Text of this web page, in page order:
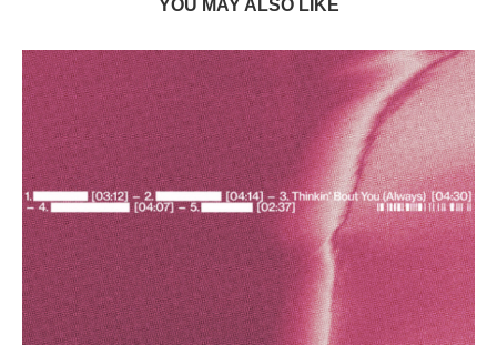
YOU MAY ALSO LIKE